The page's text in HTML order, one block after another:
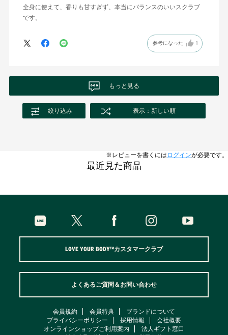
全身に使えて、香りも甘すぎず、本当にバランスのいいスクラブ
です。
参考になった 1
もっと見る
絞り込み 表示：新しい順
※レビューを書くには ログインが必要です。
最近見た商品
LOVE YOUR BODY™カスタマークラブ
よくあるご質問＆お問い合わせ
会員規約 会員特典
ブランドについて
プライバシーポリシー
採用情報
会社概要
オンラインショップご利用案内
法人ギフト窓口